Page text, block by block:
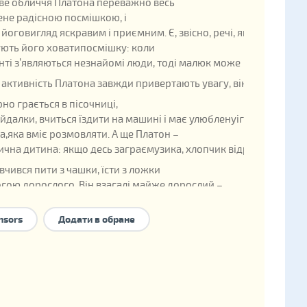
обличчя Платона переважно весь
радісною посмішкою, і
яскравим і приємним. Є, звісно, речі, які
його ховатипосмішку: коли
з’являються незнайомі люди, тоді малюк може навіть
активність Платона завжди привертають увагу, він
грається в пісочниці,
вчиться їздити на машині і має улюбленуіграшку –
вміє розмовляти. А ще Платон –
дитина: якщо десь заграємузика, хлопчик відразу
пити з чашки, їсти з ложки
дорослого. Він взагалі майже дорослий –
зауважити – прибирає їхправильно.
засинати на
Додати в обране